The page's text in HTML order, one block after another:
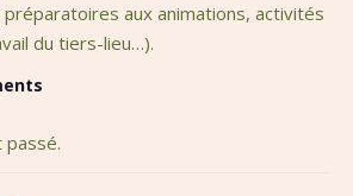
aux animations, activités
du tiers-lieu…).